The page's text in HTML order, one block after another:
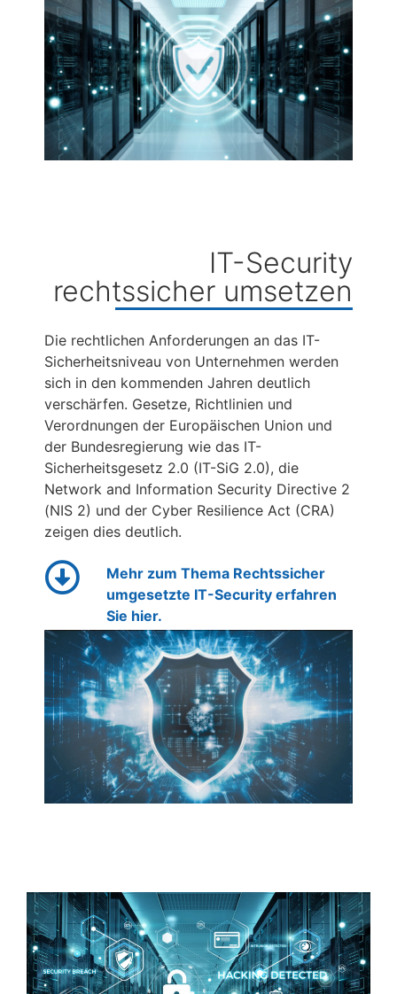
IT-Security
rechtssicher umsetzen
Die rechtlichen Anforderungen an das IT-
Sicherheitsniveau von Unternehmen werden
sich in den kommenden Jahren deutlich
verschärfen. Gesetze, Richtlinien und
Verordnungen der Europäischen Union und
der Bundesregierung wie das IT-
Sicherheitsgesetz 2.0 (IT-SiG 2.0), die
Network and Information Security Directive 2
(NIS 2) und der Cyber Resilience Act (CRA)
zeigen dies deutlich.
Mehr zum Thema Rechtssicher
umgesetzte IT-Security erfahren
Sie hier.